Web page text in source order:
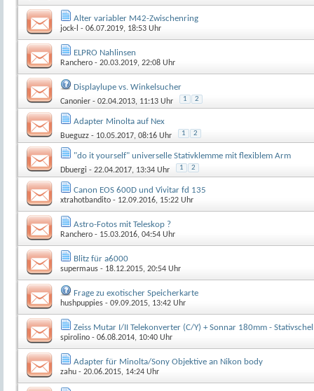
Alter variabler M42-Zwischenring
jock-l - 06.07.2019, 18:53 Uhr
ELPRO Nahlinsen
Ranchero - 20.03.2019, 22:08 Uhr
Displaylupe vs. Winkelsucher
Canonier - 02.04.2013, 11:13 Uhr 1 2
Adapter Minolta auf Nex
Bueguzz - 10.05.2017, 08:16 Uhr 1 2
"do it yourself" universelle Stativklemme mit flexiblem Arm
Dbuergi - 22.04.2017, 13:34 Uhr 1 2
Canon EOS 600D und Vivitar fd 135
xtrahotbandito - 12.09.2016, 15:22 Uhr
Astro-Fotos mit Teleskop ?
Ranchero - 15.03.2016, 04:54 Uhr
Blitz für a6000
supermaus - 18.12.2015, 20:54 Uhr
Frage zu exotischer Speicherkarte
hushpuppies - 09.09.2015, 13:42 Uhr
Zeiss Mutar I/II Telekonverter (C/Y) + Sonnar 180mm -
spirolino - 06.08.2014, 10:40 Uhr
Adapter für Minolta/Sony Objektive an Nikon body
zahu - 20.06.2015, 14:24 Uhr